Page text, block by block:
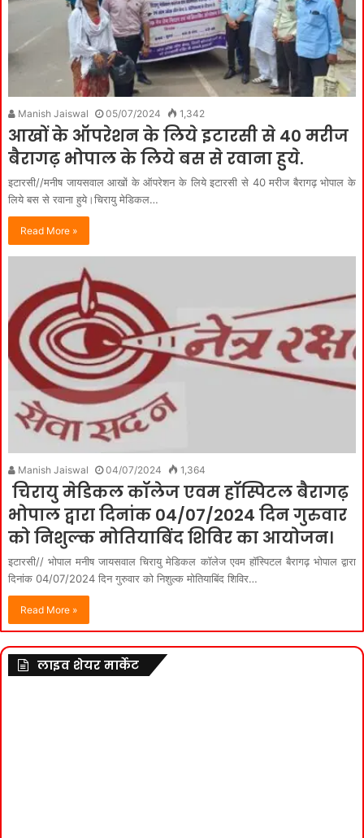
Manish Jaiswal 05/07/2024 1,342
आखों के ऑपरेशन के लिये इटारसी से 40 मरीज
बैरागढ़ भोपाल के लिये बस से रवाना हुये.
इटारसी//मनीष जायसवाल आखों के ऑपरेशन के लिये इटारसी से 40 मरीज बैरागढ़ भोपाल के
लिये बस से रवाना हुये।चिरायु मेडिकल…
Read More »
Manish Jaiswal 04/07/2024 1,364
चिरायु मेडिकल कॉलेज एवम हॉस्पिटल बैरागढ़
भोपाल द्वारा दिनांक 04/07/2024 दिन गुरुवार
को निशुल्क मोतियाबिंद शिविर का आयोजन।
इटारसी// भोपाल मनीष जायसवाल चिरायु मेडिकल कॉलेज एवम हॉस्पिटल बैरागढ़ भोपाल द्वारा
दिनांक 04/07/2024 दिन गुरुवार को निशुल्क मोतियाबिंद शिविर…
Read More »
लाइव शेयर मार्केट